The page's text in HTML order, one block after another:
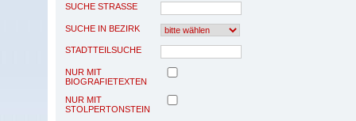
SUCHE STRASSE
SUCHE IN BEZIRK
STADTTEILSUCHE
NUR MIT
BIOGRAFIETEXTEN
NUR MIT
STOLPERTONSTEIN